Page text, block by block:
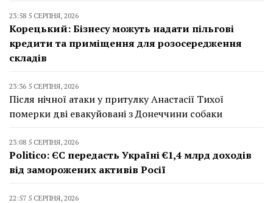
23:58 5 СЕРПНЯ, 2026
Корецький: Бізнесу можуть надати пільгові
кредити та приміщення для розосередження
складів
23:36 5 СЕРПНЯ, 2026
Після нічної атаки у притулку Анастасії Тихої
померки дві евакуйовані з Донеччини собаки
23:08 5 СЕРПНЯ, 2026
Politico: ЄС передасть Україні €1,4 млрд доходів
від заморожених активів Росії
22:57 5 СЕРПНЯ, 2026